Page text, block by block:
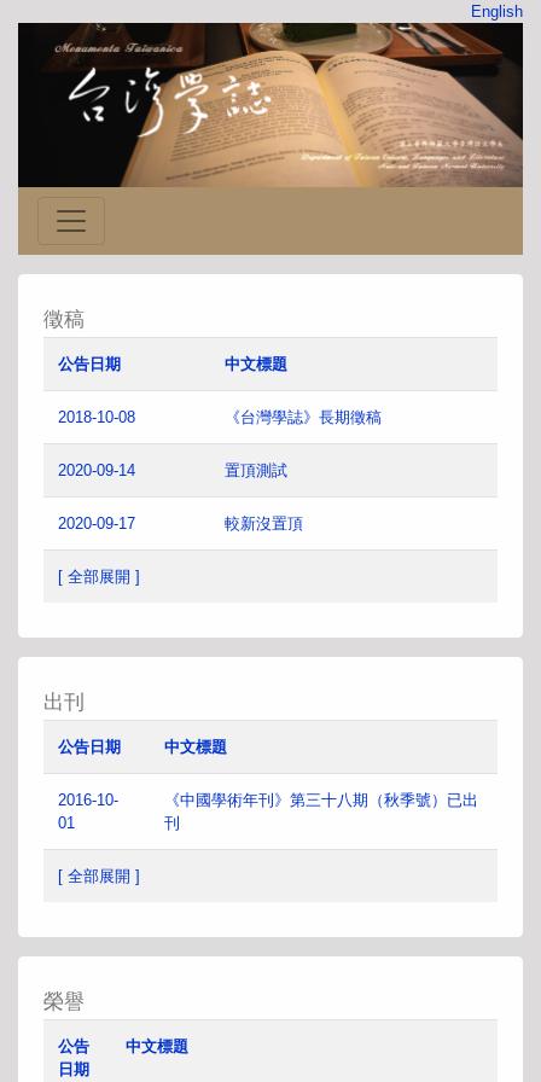
English
徵稿
公告日期 中文標題
2018-10-08 《台灣學誌》長期徵稿
2020-09-14 置頂測試
2020-09-17 較新沒置頂
[ 全部展開 ]
出刊
公告日期 中文標題
2016-10-
01
《中國學術年刊》第三十八期（秋季號）已出
刊
[ 全部展開 ]
榮譽
公告
日期
中文標題